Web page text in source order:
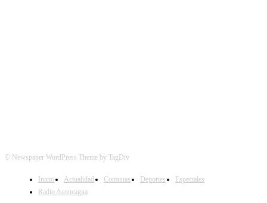
© Newspaper WordPress Theme by TagDiv
Inicio Actualidad Comunas Deportes
Especiales
Radio Aconcagua